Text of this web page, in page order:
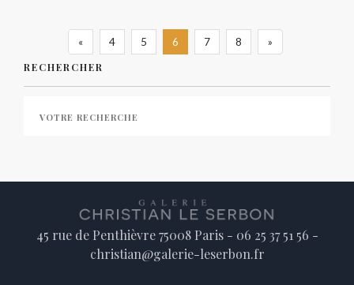
« 4 5 6 7 8
»
RECHERCHER
45 rue de Penthièvre 75008 Paris - 06 25 37 51 56 -
christian@galerie-leserbon.fr